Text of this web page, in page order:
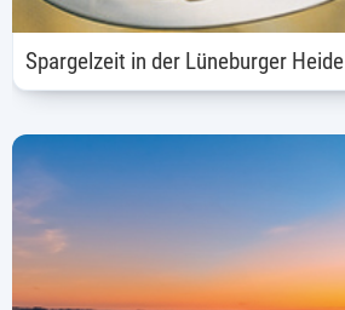
Spargelzeit in der Lüneburger Heide